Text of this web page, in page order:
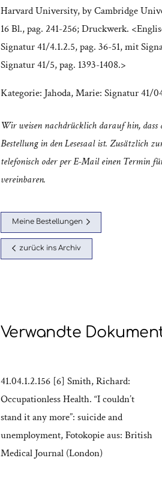
Harvard University, by Cambridge
16 Bl., pag. 241-256; Druckwerk.
Signatur 41/4.1.2.5, pag. 36-51, mit
Signatur 41/5, pag. 1393-1408.>
Kategorie: Jahoda, Marie: Signatur 41/
Wir weisen nachdrücklich darauf hin, dass
Bestellung in den Lesesaal ist. Zusätzlich
telefonisch oder per E-Mail einen Termin
vereinbaren.
Meine Bestellungen
zurück ins Archiv
Verwandte
41.04.1.2.156 [6] Smith, Richard:
Occupationless Health. “I couldn’t
stand it any more”: suicide and
unemployment, Fotokopie aus: British
Medical Journal (London)